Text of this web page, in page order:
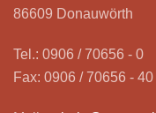
86609 Donauwörth
Tel.: 0906 / 70656 - 0
Fax: 0906 / 70656 - 40